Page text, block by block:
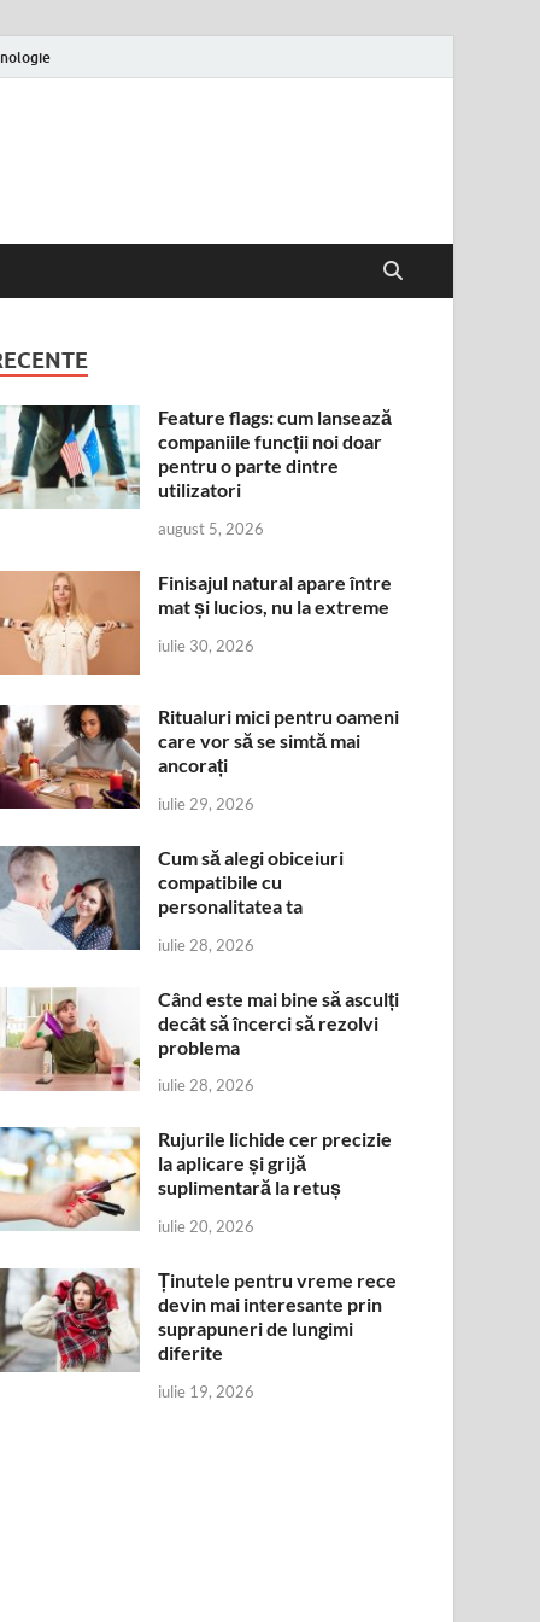
Feature flags: cum lansează
companiile funcții noi doar
pentru o parte dintre
utilizatori
august 5, 2026
Finisajul natural apare între
mat și lucios, nu la extreme
iulie 30, 2026
Ritualuri mici pentru oameni
care vor să se simtă mai
ancorați
iulie 29, 2026
Cum să alegi obiceiuri
compatibile cu
personalitatea ta
iulie 28, 2026
Când este mai bine să asculți
decât să încerci să rezolvi
problema
iulie 28, 2026
Rujurile lichide cer precizie
la aplicare și grijă
suplimentară la retuș
iulie 20, 2026
Ținutele pentru vreme rece
devin mai interesante prin
suprapuneri de lungimi
diferite
iulie 19, 2026